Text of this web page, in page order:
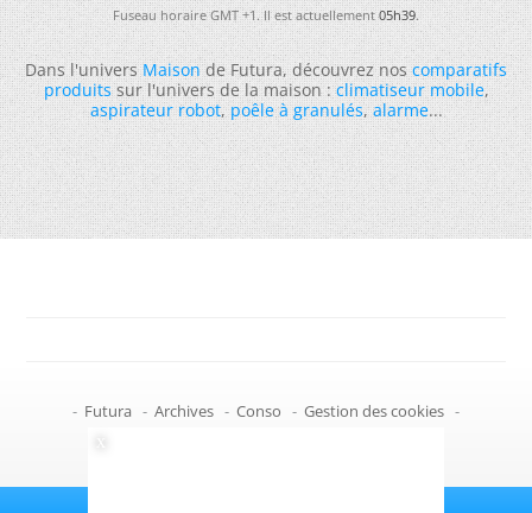
Fuseau horaire GMT +1. Il est actuellement05h39.
Dans l'universMaisonde Futura, découvrez noscomparatifs
produitssur l'univers de la maison :climatiseur mobile,
aspirateur robot,poêle à granulés,alarme...
- Futura - Archives - Conso - Gestion des cookies -